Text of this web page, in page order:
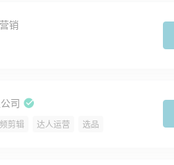
销
司
剪辑 达人运营 选品